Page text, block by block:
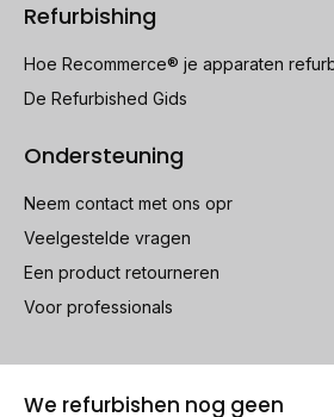
Refurbishing
Hoe Recommerce® je apparaten
De Refurbished Gids
Ondersteuning
Neem contact met ons opr
Veelgestelde vragen
Een product retourneren
Voor professionals
100% beveiligde betaling